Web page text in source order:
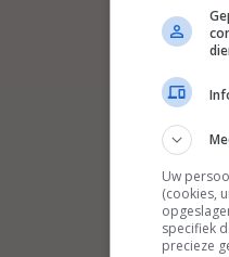
Uw
(cookies,
specifiek
precieze